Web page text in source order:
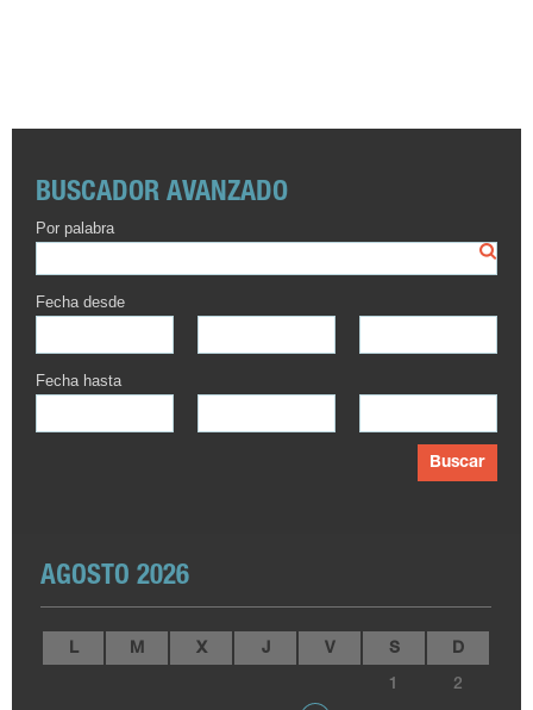
BUSCADOR AVANZADO
Por palabra
Fecha desde
Fecha hasta
Buscar
AGOSTO 2026
L M X J V S D
1 2